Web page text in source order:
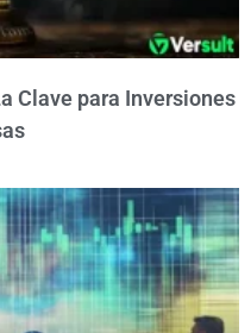
Clave para Inversiones